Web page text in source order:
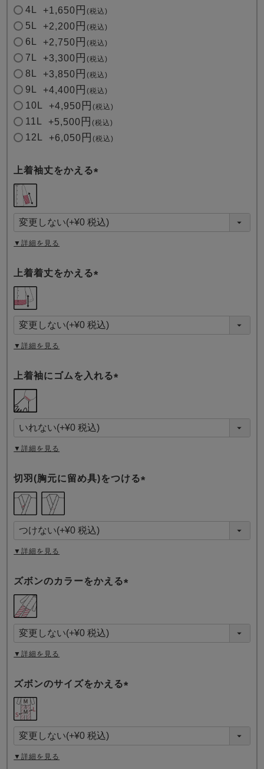
4L +1,650 税込
5L +2,200 税込
6L +2,750 税込
7L +3,300 税込
8L +3,850 税込
9L +4,400 税込
10L +4,950 税込
11L +5,500 税込
12L +6,050 税込
上着袖丈をかえる
須
)
▼詳細を見る
上着着丈をかえる
須
)
▼詳細を見る
上着袖にゴムを入れる
須
)
▼詳細を見る
切羽(胸元に留め具)をつける
須
)
▼詳細を見る
ズボンのカラーをかえる
須
)
▼詳細を見る
ズボンのサイズをかえる
須
)
▼詳細を見る